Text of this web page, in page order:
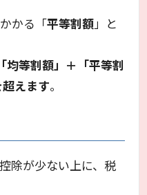
かる「平等割額」と
「均等割額」＋「平等割
えます。
除が少ない上に、税